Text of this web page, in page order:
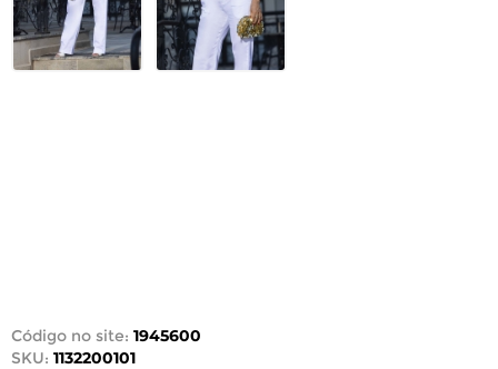
Código no site: 1945600
SKU: 1132200101